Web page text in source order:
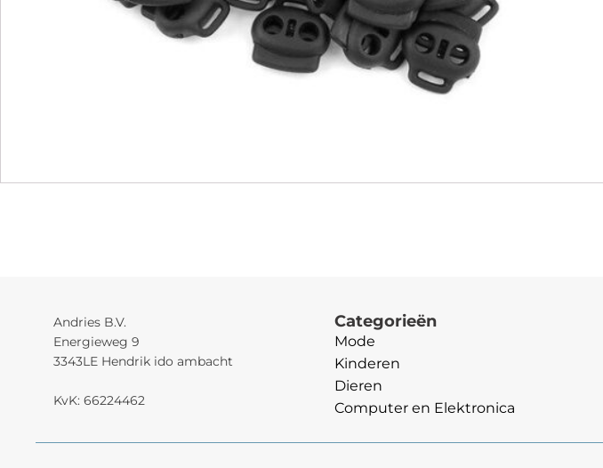
Andries B.V.
Energieweg 9
3343LE Hendrik ido ambacht
KvK: 66224462
Categorieën
Mode
Kinderen
Dieren
Computer en Elektronica